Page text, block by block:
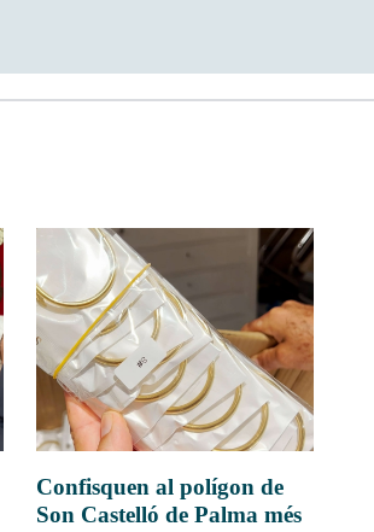
Confisquen al polígon de
Son Castelló de Palma més